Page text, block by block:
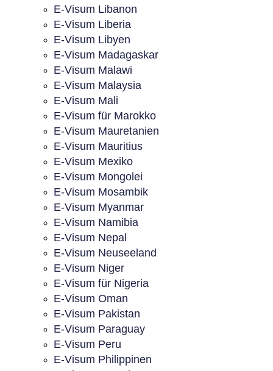
E-Visum Libanon
E-Visum Liberia
E-Visum Libyen
E-Visum Madagaskar
E-Visum Malawi
E-Visum Malaysia
E-Visum Mali
E-Visum für Marokko
E-Visum Mauretanien
E-Visum Mauritius
E-Visum Mexiko
E-Visum Mongolei
E-Visum Mosambik
E-Visum Myanmar
E-Visum Namibia
E-Visum Nepal
E-Visum Neuseeland
E-Visum Niger
E-Visum für Nigeria
E-Visum Oman
E-Visum Pakistan
E-Visum Paraguay
E-Visum Peru
E-Visum Philippinen